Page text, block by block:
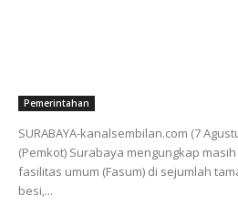
Pemerintahan
SURABAYA-kanalsembilan.com (7
(Pemkot) Surabaya mengungkap
fasilitas umum (Fasum) di sejumlah
besi,...